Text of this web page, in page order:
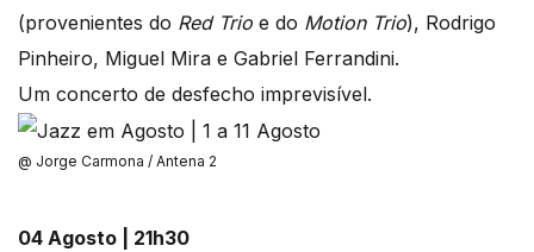
(provenientes do Red Trio e do Motion Trio), Rodrigo
Pinheiro, Miguel Mira e Gabriel Ferrandini.
Um concerto de desfecho imprevisível.
@ Jorge Carmona / Antena 2
04 Agosto | 21h30